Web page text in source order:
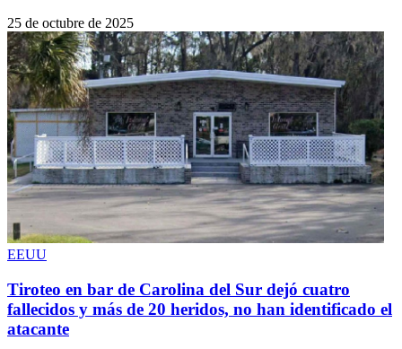
25 de octubre de 2025
EEUU
Tiroteo en bar de Carolina del Sur dejó cuatro
fallecidos y más de 20 heridos, no han identificado el
atacante